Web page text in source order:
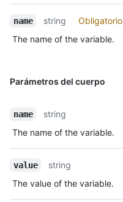
name string
Obligatorio
The name of the variable.
Parámetros del cuerpo
name
string
The name of the variable.
value
string
The value of the variable.